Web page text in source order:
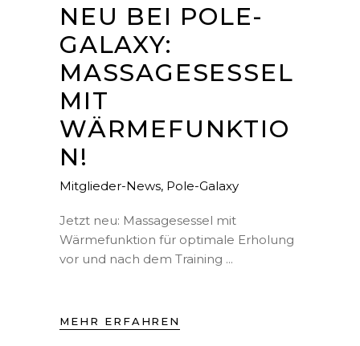
NEU BEI POLE-
GALAXY:
MASSAGESESSEL
MIT
WÄRMEFUNKTIO
N!
Mitglieder-News, Pole-Galaxy
Jetzt neu: Massagesessel mit
Wärmefunktion für optimale Erholung
vor und nach dem Training
MEHR ERFAHREN